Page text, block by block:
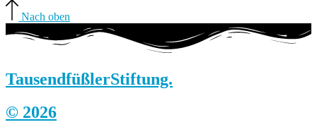
Nach oben
TausendfüßlerStiftung.
© 2026